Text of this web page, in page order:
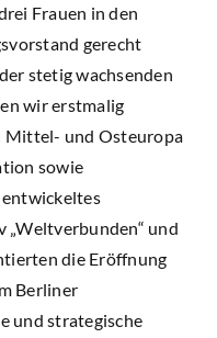
Frauen in den
gerecht
stetig wachsenden
wir erstmalig
Mittel- und Osteuropa
sowie
und
die Eröffnung
Berliner
und strategische